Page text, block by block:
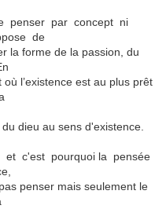
penser par concept ni
de
la forme de la passion, du
l’existence est au plus prêt
dieu au sens d'existence.
et c'est pourquoi la pensée
penser mais seulement le